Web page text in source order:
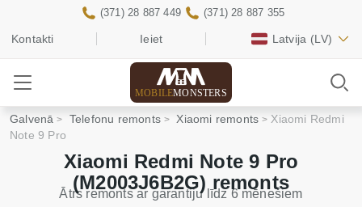
Kontakti Ieiet Latvija (LV)
(371) 28 887 449 (371) 28 887 355
MOBILEMONSTERS
Galvenā Telefonu remonts Xiaomi remonts
Xiaomi Redmi
Note 9 Pro
Xiaomi Redmi Note 9 Pro
(M2003J6B2G) remonts
Ātrs remonts ar garantiju līdz 6 mēnešiem